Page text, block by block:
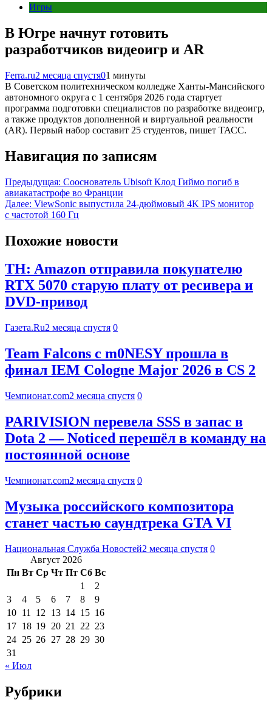
Игры
В Югре начнут готовить
разработчиков видеоигр и AR
Ferra.ru2 месяца спустя01 минуты
В Советском политехническом колледже Ханты-Мансийского
автономного округа с 1 сентября 2026 года стартует
программа подготовки специалистов по разработке видеоигр,
а также продуктов дополненной и виртуальной реальности
(AR). Первый набор составит 25 студентов, пишет ТАСС.
Навигация по записям
Предыдущая: Сооснователь Ubisoft Клод Гиймо погиб в
авиакатастрофе во Франции
Далее: ViewSonic выпустила 24-дюймовый 4K IPS монитор
с частотой 160 Гц
Похожие новости
TH: Amazon отправила покупателю
RTX 5070 старую плату от ресивера и
DVD-привод
Газета.Ru2 месяца спустя 0
Team Falcons с m0NESY прошла в
финал IEM Cologne Major 2026 в CS 2
Чемпионат.com2 месяца спустя 0
PARIVISION перевела SSS в запас в
Dota 2 — Noticed перешёл в команду на
постоянной основе
Чемпионат.com2 месяца спустя 0
Музыка российского композитора
станет частью саундтрека GTA VI
Национальная Служба Новостей2 месяца спустя 0
Август 2026
Пн Вт Ср Чт Пт Сб Вс
1
2
3
4 5 6 7 8
9
10 11 12 13 14 15 16
17 18 19 20 21 22 23
24 25 26 27 28 29 30
31
« Июл
Рубрики